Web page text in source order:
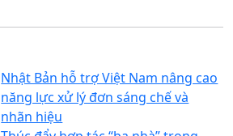
Nhật Bản hỗ trợ Việt Nam nâng cao
năng lực xử lý đơn sáng chế và
nhãn hiệu